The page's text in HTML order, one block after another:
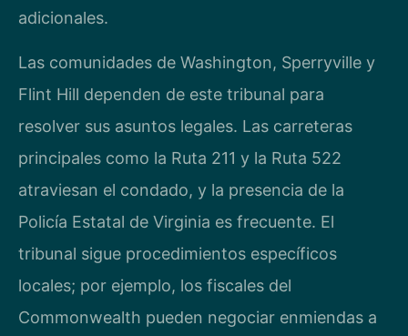
adicionales.
Las comunidades de Washington, Sperryville y
Flint Hill dependen de este tribunal para
resolver sus asuntos legales. Las carreteras
principales como la Ruta 211 y la Ruta 522
atraviesan el condado, y la presencia de la
Policía Estatal de Virginia es frecuente. El
tribunal sigue procedimientos específicos
locales; por ejemplo, los fiscales del
Commonwealth pueden negociar enmiendas a